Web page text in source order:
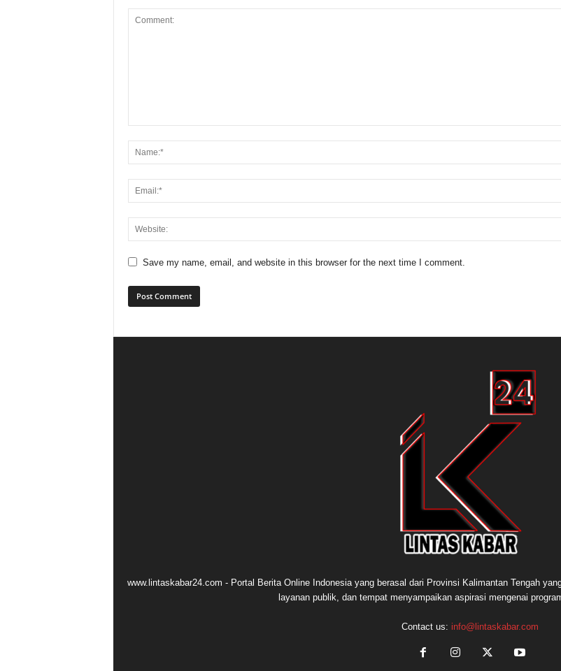
Save my name, email, and website in this browser for the next time I comment.
www.lintaskabar24.com - Portal Berita Online Indonesia yang berasal dari Provinsi Kalimantan Tengah
layanan publik, dan tempat menyampaikan aspirasi mengenai
Contact us: info@lintaskabar.com